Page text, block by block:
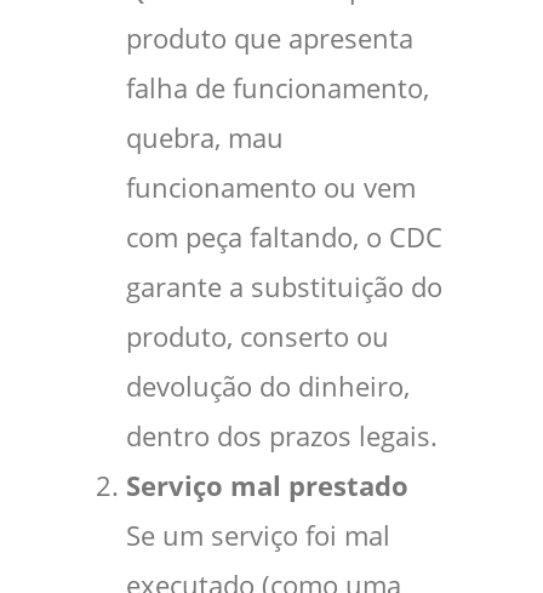
produto que apresenta
falha de funcionamento,
quebra, mau
funcionamento ou vem
com peça faltando, o CDC
garante a substituição do
produto, conserto ou
devolução do dinheiro,
dentro dos prazos legais.
Serviço mal prestado
Se um serviço foi mal
executado (como uma